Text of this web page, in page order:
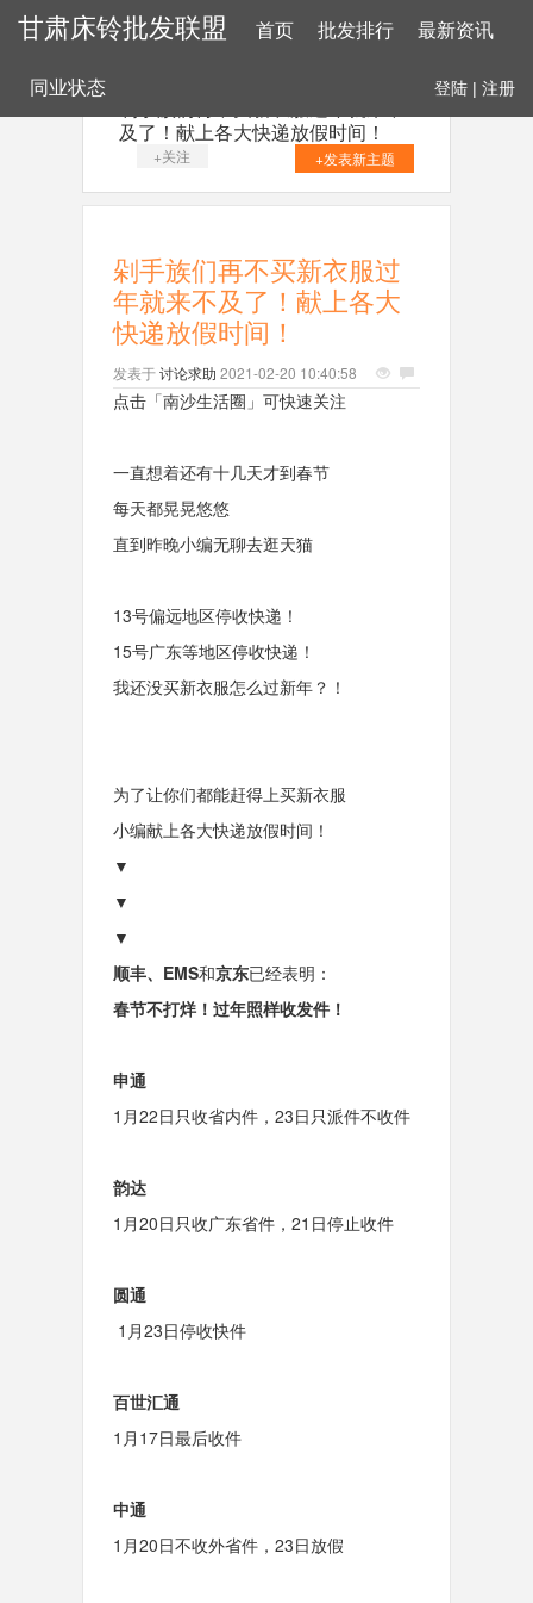
甘肃床铃批发联盟 首页 批发排行 最新资讯
同业状态 登陆 | 注册
及了！献上各大快递放假时间！
+关注 +发表新主题
剁手族们再不买新衣服过
年就来不及了！献上各大
快递放假时间！
发表于讨论求助 2021-02-20 10:40:58
点击「南沙生活圈」可快速关注
一直想着还有十几天才到春节
每天都晃晃悠悠
直到昨晚小编无聊去逛天猫
13号偏远地区停收快递！
15号广东等地区停收快递！
我还没买新衣服怎么过新年？！
为了让你们都能赶得上买新衣服
小编献上各大快递放假时间！
▼
▼
▼
顺丰、EMS和京东已经表明：
春节不打烊！过年照样收发件！
申通
1月22日只收省内件， 23日只派件不收件
韵达
1月20日只收广东省件， 21日停止收件
圆通
1月23日停收快件
百世汇通
1月 17日最后收件
中通
1月20日不收外省件，23日放假